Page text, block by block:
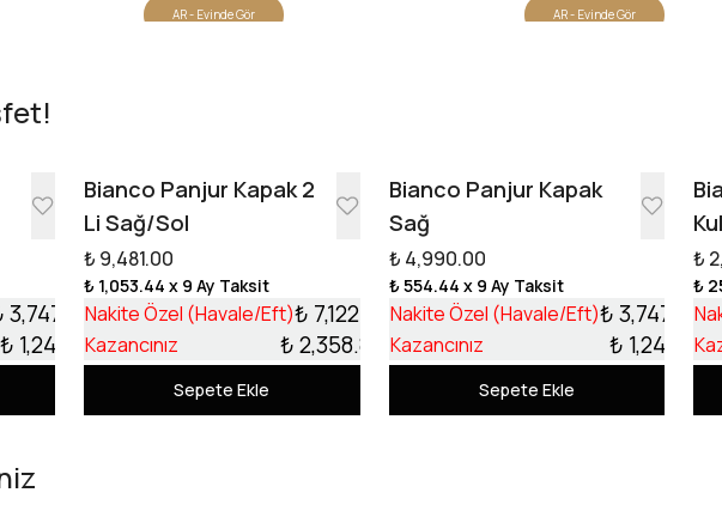
AR - Evinde Gör AR - Evinde Gör
3,747.99
₺ 1,242.01
Bianco Panjur Kapak 2
Li Sağ/Sol
₺ 9,481.00
₺ 1,053.44 x 9 Ay Taksit
Nakite Özel (Havale/Eft)₺ 7,122.13
Kazancınız ₺ 2,358.87
Sepete Ekle
Bianco Panjur Kapak
Sağ
₺ 4,990.00
₺ 554.44 x 9 Ay Taksit
Nakite Özel (Havale/Eft)₺ 3,747.99
Kazancınız ₺ 1,242.01
Sepete Ekle
₺
₺